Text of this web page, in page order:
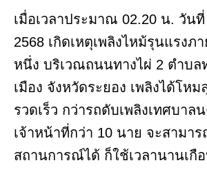
เมื่อเวลาประมาณ 02.20 น. วัน
2568 เกิดเหตุเพลิงไหม้รุนแรงภ
หนึ่ง บริเวณถนนทางไผ่ 2 ตำบล
เมือง จังหวัดระยอง เพลิงได้โหม
รวดเร็ว กว่ารถดับเพลิงเทศบาล
เจ้าหน้าที่กว่า 10 นาย จะสามา
สถานการณ์ได้ ก็ใช้เวลานานเกื